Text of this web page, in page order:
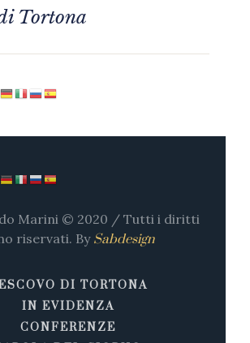
Tortona
Marini © 2020 / Tutti i diritti
riservati. BySabdesign
DI TORTONA
IN EVIDENZA
CONFERENZE